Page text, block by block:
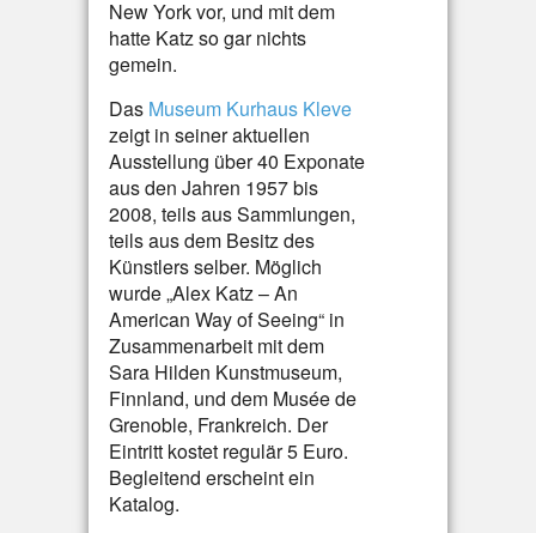
New York vor, und mit dem
hatte Katz so gar nichts
gemein.
Das Museum Kurhaus Kleve
zeigt in seiner aktuellen
Ausstellung über 40 Exponate
aus den Jahren 1957 bis
2008, teils aus Sammlungen,
teils aus dem Besitz des
Künstlers selber. Möglich
wurde „Alex Katz – An
American Way of Seeing“ in
Zusammenarbeit mit dem
Sara Hilden Kunstmuseum,
Finnland, und dem Musée de
Grenoble, Frankreich. Der
Eintritt kostet regulär 5 Euro.
Begleitend erscheint ein
Katalog.